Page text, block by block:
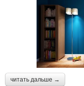
читать дальше →